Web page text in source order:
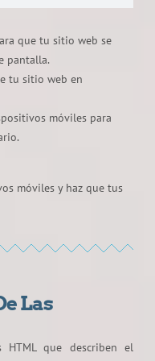
que tu sitio web se
pantalla.
tu sitio web en
móviles para
móviles y haz que tus
Las
HTML que describen el